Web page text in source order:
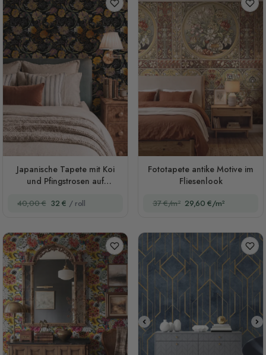
Japanische Tapete mit Koi
und Pfingstrosen auf
40,00 € 32 € / roll
Fototapete antike Motive im
Fliesenlook
37 €/m² 29,60 €/m²